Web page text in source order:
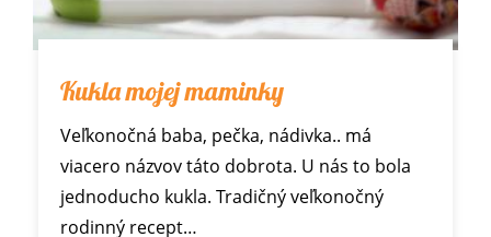
Kukla mojej maminky
Veľkonočná baba, pečka, nádivka.. má
viacero názvov táto dobrota. U nás to bola
jednoducho kukla. Tradičný veľkonočný
rodinný recept…